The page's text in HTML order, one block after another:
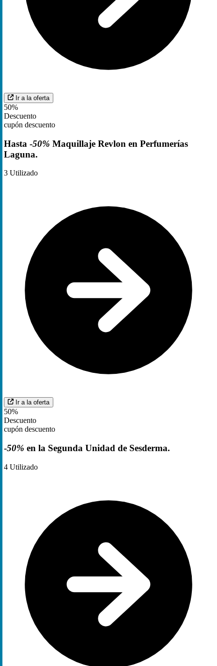
Ir a la oferta
50%
Descuento
cupón descuento
Hasta -50% Maquillaje Revlon en Perfumerías
Laguna.
3 Utilizado
Ir a la oferta
50%
Descuento
cupón descuento
-50% en la Segunda Unidad de Sesderma.
4 Utilizado